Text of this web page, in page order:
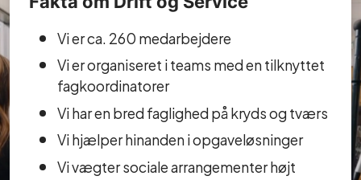
Vi er ca. 260 medarbejdere
Vi er organiseret i teams med en tilknyttet
fagkoordinatorer
Vi har en bred faglighed på kryds og tværs
Vi hjælper hinanden i opgaveløsninger
Vi vægter sociale arrangementer højt